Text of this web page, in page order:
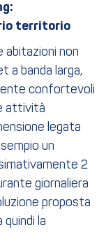
territorio
abitazioni non
a banda larga,
confortevoli
attività
legata
un
2
giornaliera
proposta
la